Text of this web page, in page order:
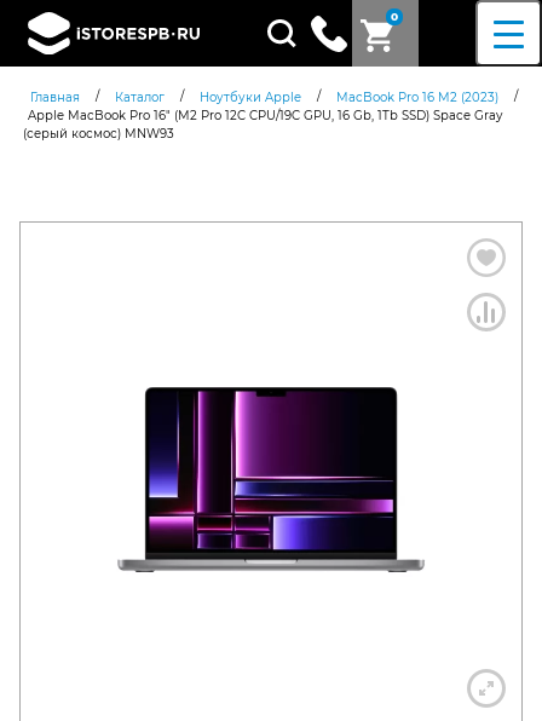
0
Поиск
товаров
Главная / Каталог / Ноутбуки Apple / MacBook Pro 16 M2 (2023)
/
Apple MacBook Pro 16″ (M2 Pro 12C CPU/19C GPU, 16 Gb, 1Tb SSD) Space Gray
(серый космос) MNW93
Согласен c